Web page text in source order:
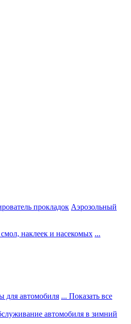
прокладок Аэрозольный
наклеек и насекомых ...
для автомобиля ... Показать все
автомобиля в зимний